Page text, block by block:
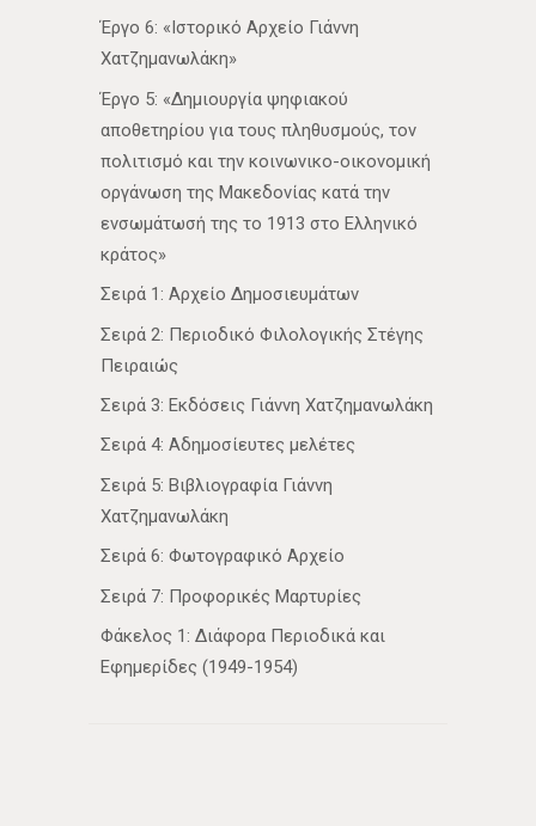
Έργο 6: «Ιστορικό Αρχείο Γιάννη
Χατζημανωλάκη»
Έργο 5: «Δημιουργία ψηφιακού
αποθετηρίου για τους πληθυσμούς, τον
πολιτισμό και την κοινωνικο-οικονομική
οργάνωση της Μακεδονίας κατά την
ενσωμάτωσή της το 1913 στο Ελληνικό
κράτος»
Σειρά 1: Αρχείο Δημοσιευμάτων
Σειρά 2: Περιοδικό Φιλολογικής Στέγης
Πειραιώς
Σειρά 3: Εκδόσεις Γιάννη Χατζημανωλάκη
Σειρά 4: Αδημοσίευτες μελέτες
Σειρά 5: Βιβλιογραφία Γιάννη
Χατζημανωλάκη
Σειρά 6: Φωτογραφικό Αρχείο
Σειρά 7: Προφορικές Μαρτυρίες
Φάκελος 1: Διάφορα Περιοδικά και
Εφημερίδες (1949-1954)